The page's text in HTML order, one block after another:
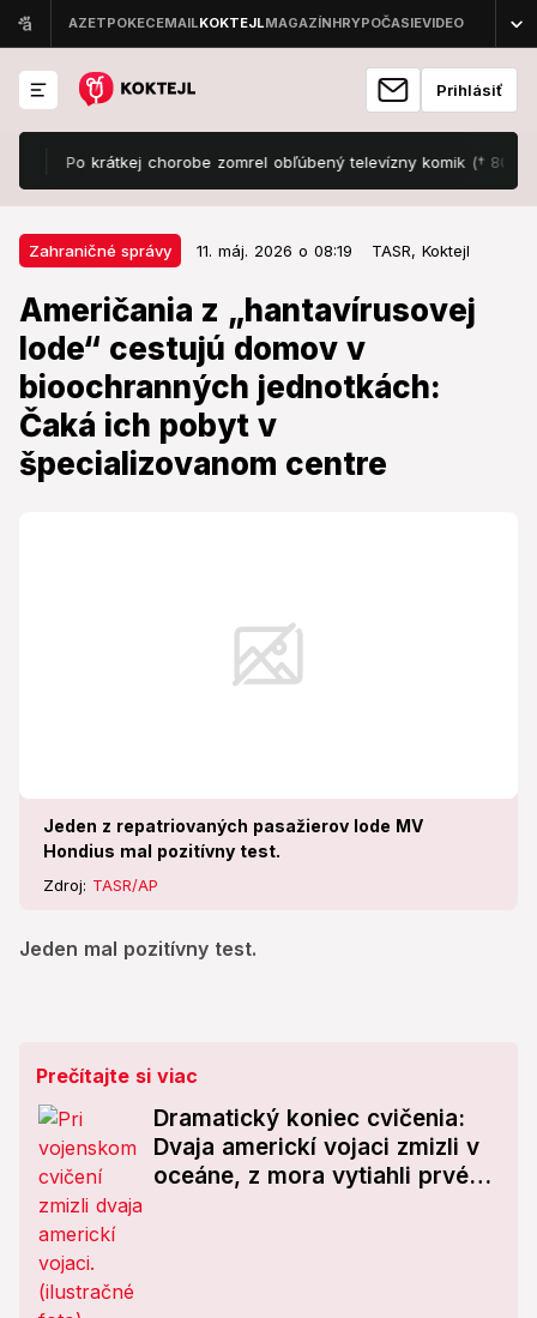
Prihlásiť
Po krátkej chorobe zomrel obľúbený televízny komik († 80):
Zahraničné správy 11. máj. 2026 o 08:19 TASR, Koktejl
Američania z „hantavírusovej
lode“ cestujú domov v
bioochranných jednotkách:
Čaká ich pobyt v
špecializovanom centre
Jeden z repatriovaných pasažierov lode MV
Hondius mal pozitívny test.
Zdroj: TASR/AP
Jeden mal pozitívny test.
Zahraničné správy 11. máj. 2026 o 08:19
Američania z „hantavírusovej
lode“ cestujú domov v
bioochranných jednotkách: Čaká
ich pobyt v špecializovanom
centre
Jeden mal pozitívny test.
Prečítajte si viac
Dramatický koniec cvičenia:
Dvaja americkí vojaci zmizli v
oceáne, z mora vytiahli prvé